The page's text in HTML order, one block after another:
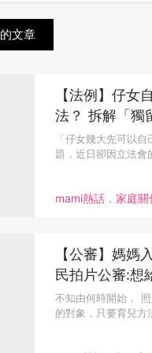
文章
mami熱話．家庭關
【法例】仔女
法？ 拆解「獨
嘆：法例過時
「仔女幾大先可以
題，近日卻因立法會
【公審】媽媽
民拍片公審:想
不知由何時開始，
的對象，只要育兒方